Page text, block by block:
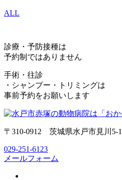
ALL
診療・予防接種は
予約制ではありません
手術・往診
・シャンプー・トリミングは
事前予約をお願いします
〒310-0912 茨城県水戸市見川5-
029-251-6123
メールフォーム